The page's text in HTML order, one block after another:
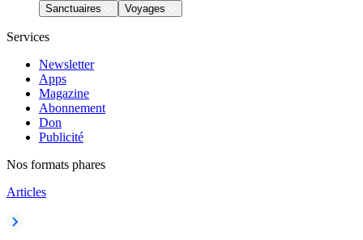
Sanctuaires
Voyages
Services
Newsletter
Apps
Magazine
Abonnement
Don
Publicité
Nos formats phares
Articles